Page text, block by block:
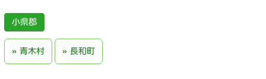
小県郡
青木村 長和町